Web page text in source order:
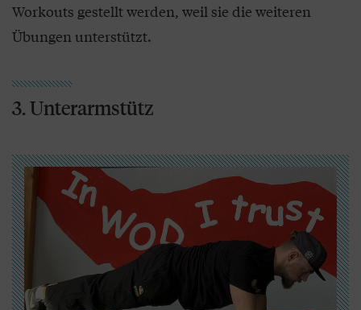
Workouts gestellt werden, weil sie die weiteren
Übungen unterstützt.
3. Unterarmstütz